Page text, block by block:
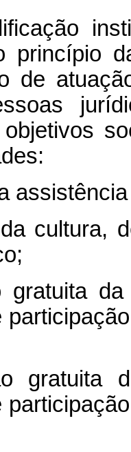
princípio
de
objetivos
cultura,
gratuita
gratuita